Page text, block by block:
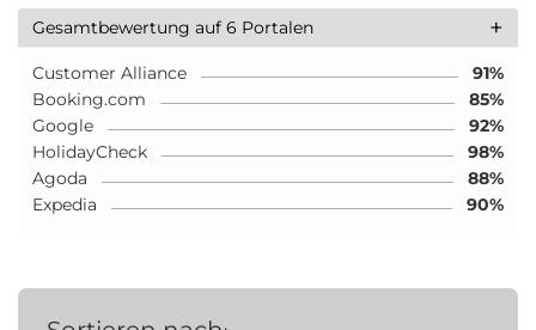
+
Gesamtbewertung auf 6 Portalen
Customer Alliance
91%
Booking.com
85%
Google
92%
HolidayCheck
98%
Agoda
88%
Expedia
90%